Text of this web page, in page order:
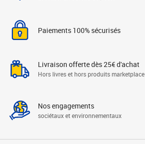
Paiements 100% sécurisés
Livraison offerte dès 25€ d'achat
Hors livres et hors produits marketplace
Nos engagements
sociétaux et environnementaux